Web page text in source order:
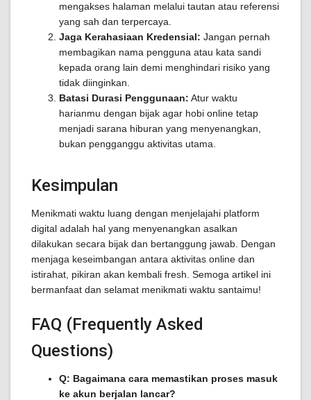
mengakses halaman melalui tautan atau referensi
yang sah dan terpercaya.
Jaga Kerahasiaan Kredensial: Jangan pernah
membagikan nama pengguna atau kata sandi
kepada orang lain demi menghindari risiko yang
tidak diinginkan.
Batasi Durasi Penggunaan: Atur waktu
harianmu dengan bijak agar hobi online tetap
menjadi sarana hiburan yang menyenangkan,
bukan pengganggu aktivitas utama.
Kesimpulan
Menikmati waktu luang dengan menjelajahi platform
digital adalah hal yang menyenangkan asalkan
dilakukan secara bijak dan bertanggung jawab. Dengan
menjaga keseimbangan antara aktivitas online dan
istirahat, pikiran akan kembali fresh. Semoga artikel ini
bermanfaat dan selamat menikmati waktu santaimu!
FAQ (Frequently Asked
Questions)
Q: Bagaimana cara memastikan proses masuk
ke akun berjalan lancar?